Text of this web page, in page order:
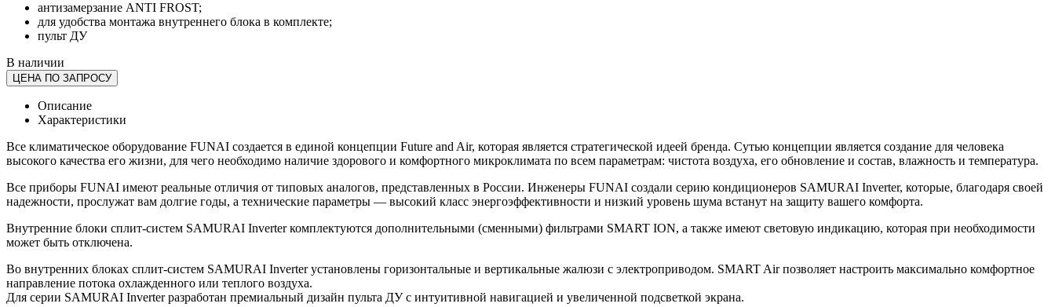
антизамерзание ANTI FROST;
для удобства монтажа внутреннего блока в комплекте;
пульт ДУ
В наличии
ЦЕНА ПО ЗАПРОСУ
Описание
Характеристики
Все климатическое оборудование FUNAI создается в единой концепции Future and Air, которая является стратегической идеей бренда. Сутью концепции является создание для человека
высокого качества его жизни, для чего необходимо наличие здорового и комфортного микроклимата по всем параметрам: чистота воздуха, его обновление и состав, влажность и температура.
Все приборы FUNAI имеют реальные отличия от типовых аналогов, представленных в России. Инженеры FUNAI создали серию кондиционеров SAMURAI Inverter, которые, благодаря своей
надежности, прослужат вам долгие годы, а технические параметры — высокий класс энергоэффективности и низкий уровень шума встанут на защиту вашего комфорта.
Внутренние блоки сплит-систем SAMURAI Inverter комплектуются дополнительными (сменными) фильтрами SMART ION, а также имеют световую индикацию, которая при необходимости
может быть отключена.
Во внутренних блоках сплит-систем SAMURAI Inverter установлены горизонтальные и вертикальные жалюзи с электроприводом. SMART Air позволяет настроить максимально комфортное
направление потока охлажденного или теплого воздуха.
Для серии SAMURAI Inverter разработан премиальный дизайн пульта ДУ с интуитивной навигацией и увеличенной подсветкой экрана.